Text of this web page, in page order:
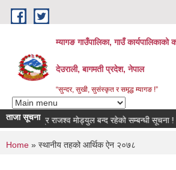
Skip to main content
म्यागङ गाउँपालिका, गाउँ कार्यपालिकाको
देउराली, बागमती प्रदेश, नेपाल
“सुन्दर, सुखी, सुसंस्कृत र समृद्ध म्यागङ !”
ताजा सूचनासुत्र राजश्व मोड्युल बन्द रहेको सम्बन्धी सूचना !
You are here
Home » स्थानीय तहको आर्थिक ऐन २०७८